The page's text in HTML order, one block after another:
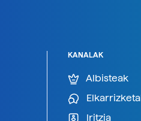
KANALAK
Albisteak
Iritzia